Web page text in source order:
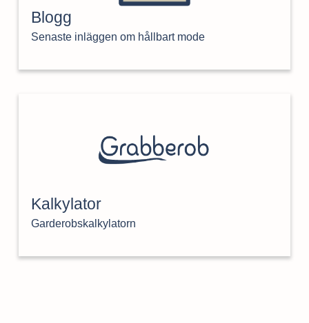
Blogg
Senaste inläggen om hållbart mode
Kalkylator
Garderobskalkylatorn